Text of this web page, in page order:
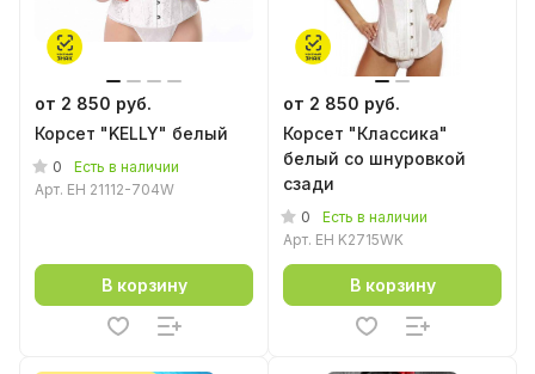
от 2 850 руб.
Корсет "KELLY" белый
0
Есть в наличии
Арт. EH 21112-704W
В корзину
от 2 850 руб.
Корсет "Классика"
белый со шнуровкой
сзади
0
Есть в наличии
Арт. EH K2715WK
В корзину